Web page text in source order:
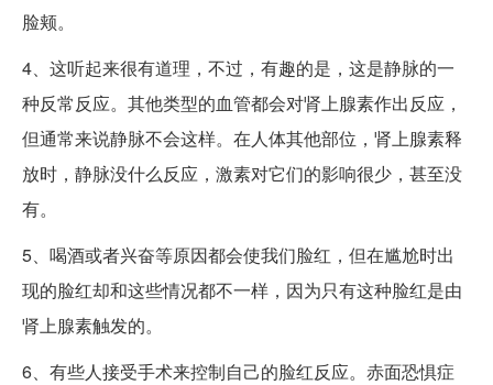
脸颊。
4、这听起来很有道理，不过，有趣的是，这是静脉的一
种反常反应。其他类型的血管都会对肾上腺素作出反应，
但通常来说静脉不会这样。在人体其他部位，肾上腺素释
放时，静脉没什么反应，激素对它们的影响很少，甚至没
有。
5、喝酒或者兴奋等原因都会使我们脸红，但在尴尬时出
现的脸红却和这些情况都不一样，因为只有这种脸红是由
肾上腺素触发的。
6、有些人接受手术来控制自己的脸红反应。赤面恐惧症